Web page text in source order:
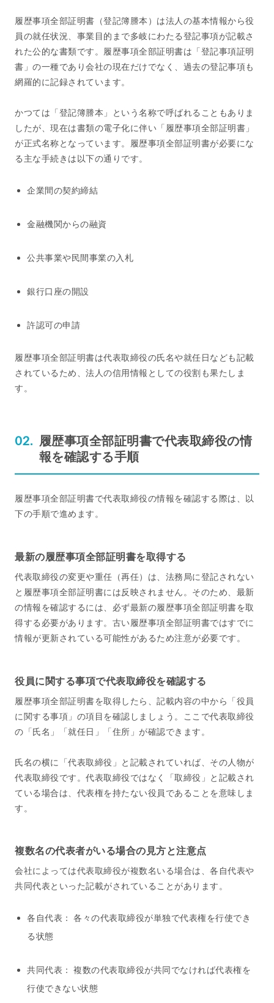
履歴事項全部証明書（登記簿謄本）は法人の基本情報から役
員の就任状況、事業目的まで多岐にわたる登記事項が記載さ
れた公的な書類です。履歴事項全部証明書は「登記事項証明
書」の一種であり会社の現在だけでなく、過去の登記事項も
網羅的に記録されています。
かつては「登記簿謄本」という名称で呼ばれることもありま
したが、現在は書類の電子化に伴い「履歴事項全部証明書」
が正式名称となっています。履歴事項全部証明書が必要にな
る主な手続きは以下の通りです。
企業間の契約締結
金融機関からの融資
公共事業や民間事業の入札
銀行口座の開設
許認可の申請
履歴事項全部証明書は代表取締役の氏名や就任日なども記載
されているため、法人の信用情報としての役割も果たしま
す。
履歴事項全部証明書で代表取締役の情
報を確認する手順
履歴事項全部証明書で代表取締役の情報を確認する際は、以
下の手順で進めます。
最新の履歴事項全部証明書を取得する
代表取締役の変更や重任（再任）は、法務局に登記されない
と履歴事項全部証明書には反映されません。そのため、最新
の情報を確認するには、必ず最新の履歴事項全部証明書を取
得する必要があります。古い履歴事項全部証明書ではすでに
情報が更新されている可能性があるため注意が必要です。
役員に関する事項で代表取締役を確認する
履歴事項全部証明書を取得したら、記載内容の中から「役員
に関する事項」の項目を確認しましょう。ここで代表取締役
の「氏名」「就任日」「住所」が確認できます。
氏名の横に「代表取締役」と記載されていれば、その人物が
代表取締役です。代表取締役ではなく「取締役」と記載され
ている場合は、代表権を持たない役員であることを意味しま
す。
複数名の代表者がいる場合の見方と注意点
会社によっては代表取締役が複数名いる場合は、各自代表や
共同代表といった記載がされていることがあります。
各自代表： 各々の代表取締役が単独で代表権を行使でき
る状態
共同代表： 複数の代表取締役が共同でなければ代表権を
行使できない状態